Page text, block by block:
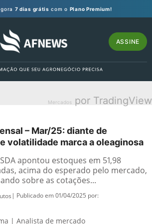
7 dias grátis com o Plano Premium!
ASSINE
Mercados por TradingView
– Mar/25: diante de
volatilidade marca a oleaginosa
apontou estoques em 51,98
acima do esperado pelo mercado,
sobre as cotações...
| Publicado em 01/04/2025 por:
| Analista de mercado